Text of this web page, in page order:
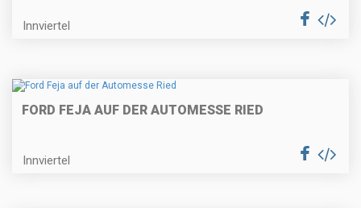
Innviertel
FORD FEJA AUF DER AUTOMESSE RIED
Innviertel